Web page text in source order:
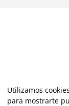
Utilizamos
para mostrarte